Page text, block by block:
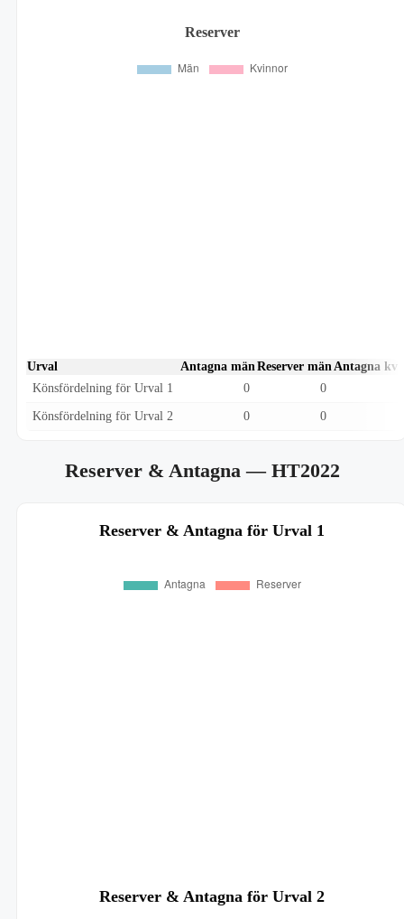
Reserver
Urval Antagna mänReserver mänAntagna
Könsfördelning för Urval 1
0 0
Könsfördelning för Urval 2 0 0
Reserver & Antagna— HT2022
Reserver & Antagna för Urval 1
Reserver & Antagna för Urval 2